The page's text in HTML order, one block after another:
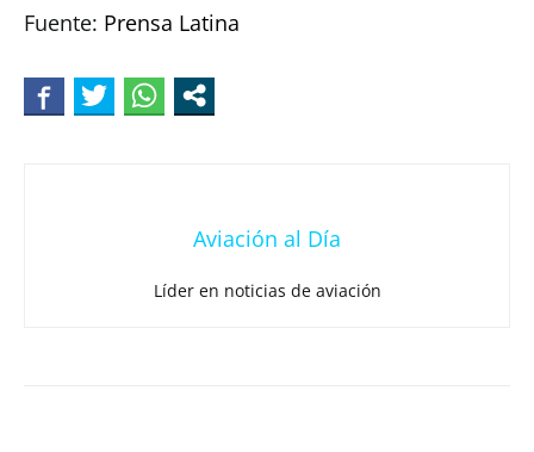
Fuente: Prensa Latina
Aviación al Día
Líder en noticias de aviación